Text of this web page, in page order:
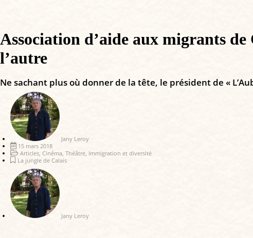
Association d’aide aux migrants
l’autre
Ne sachant plus où donner de la tête, le président de «
Jany Leroy
15 mars 2018
Articles Cinéma Théâtre Immigration et diversité
La jungle de Calais
Jany Leroy